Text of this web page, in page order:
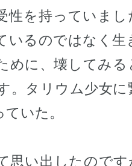
性を持っていまし
いるのではなく生
めに、壊してみる
。タリウム少女に
いた。
思い出したのです